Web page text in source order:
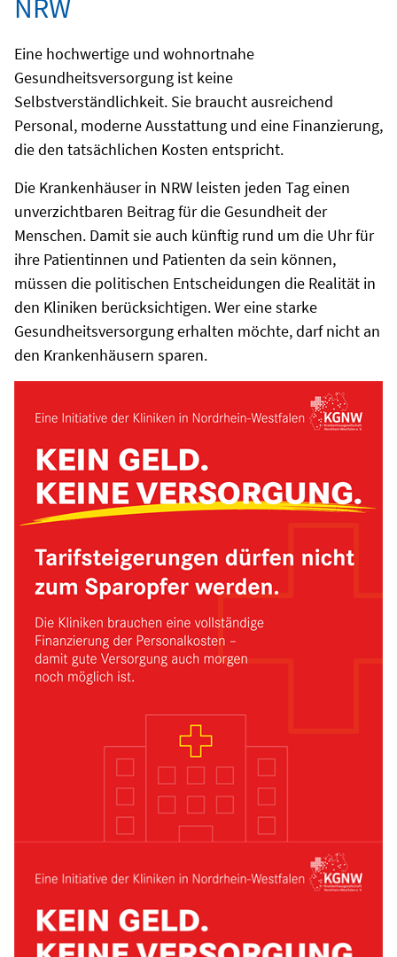
NRW
Eine hochwertige und wohnortnahe
Gesundheitsversorgung ist keine
Selbstverständlichkeit. Sie braucht ausreichend
Personal, moderne Ausstattung und eine Finanzierung,
die den tatsächlichen Kosten entspricht.
Die Krankenhäuser in NRW leisten jeden Tag einen
unverzichtbaren Beitrag für die Gesundheit der
Menschen. Damit sie auch künftig rund um die Uhr für
ihre Patientinnen und Patienten da sein können,
müssen die politischen Entscheidungen die Realität in
den Kliniken berücksichtigen. Wer eine starke
Gesundheitsversorgung erhalten möchte, darf nicht an
den Krankenhäusern sparen.